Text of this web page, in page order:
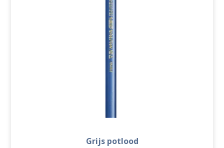
Grijs potlood